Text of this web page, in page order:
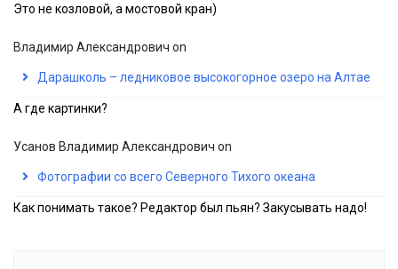
Это не козловой, а мостовой кран)
Владимир Александрович on
Дарашколь – ледниковое высокогорное озеро на Алтае
А где картинки?
Усанов Владимир Александрович on
Фотографии со всего Северного Тихого океана
Как понимать такое? Редактор был пьян? Закусывать надо!